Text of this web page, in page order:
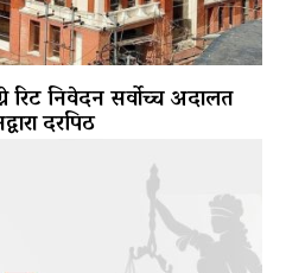
रिट निवेदन सर्वोच्च अदालत
दरपिठ